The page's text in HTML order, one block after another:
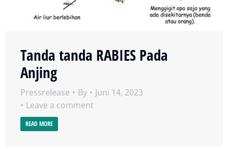
Tanda tanda RABIES Pada
Anjing
Pressrelease By
Juni 14, 2023
Leave a comment
READ MORE